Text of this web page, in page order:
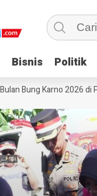
Bisnis Politik
Bisnis Politik
Bung Karno 2026 di